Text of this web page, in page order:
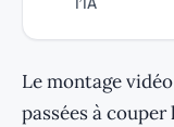
Le montage
passées à